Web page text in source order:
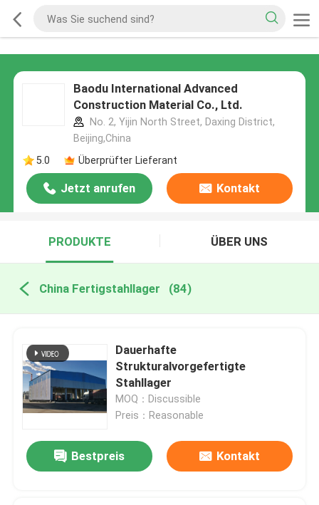
Baodu International Advanced
Construction Material Co., Ltd.
No. 2, Yijin North Street, Daxing District,
Beijing,China
5.0
Überprüfter Lieferant
Jetzt anrufen Kontakt
PRODUKTE ÜBER UNS
China Fertigstahllager (84)
Dauerhafte
Strukturalvorgefertigte
Stahllager
MOQ：Discussible
Preis：Reasonable
Bestpreis Kontakt